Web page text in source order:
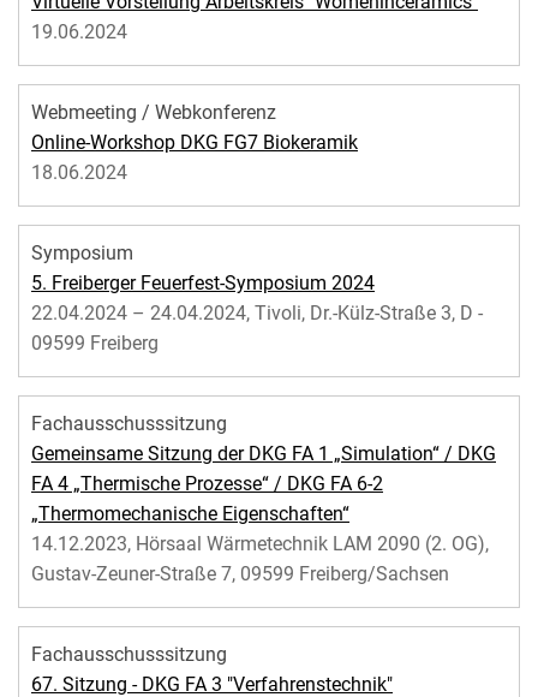
19.06.2024
Webmeeting / Webkonferenz
Online-Workshop DKG FG7 Biokeramik
18.06.2024
Symposium
5. Freiberger Feuerfest-Symposium 2024
22.04.2024 – 24.04.2024, Tivoli, Dr.-Külz-Straße 3, D -
09599 Freiberg
Fachausschusssitzung
Gemeinsame Sitzung der DKG FA 1 „Simulation“ / DKG
FA 4 „Thermische Prozesse“ / DKG FA 6-2
„Thermomechanische Eigenschaften“
14.12.2023, Hörsaal Wärmetechnik LAM 2090 (2. OG),
Gustav-Zeuner-Straße 7, 09599 Freiberg/Sachsen
Fachausschusssitzung
67. Sitzung - DKG FA 3 "Verfahrenstechnik"